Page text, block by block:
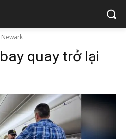
Newark
quay trở lại